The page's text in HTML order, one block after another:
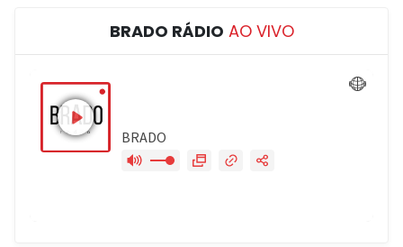
BRADO RÁDIO AO VIVO